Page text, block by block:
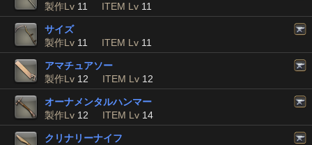
製作Lv 11 ITEM Lv 11
サイズ
製作Lv 11 ITEM Lv 11
アマチュアソー
製作Lv 12 ITEM Lv 12
オーナメンタルハンマー
製作Lv 12 ITEM Lv 14
クリナリーナイフ